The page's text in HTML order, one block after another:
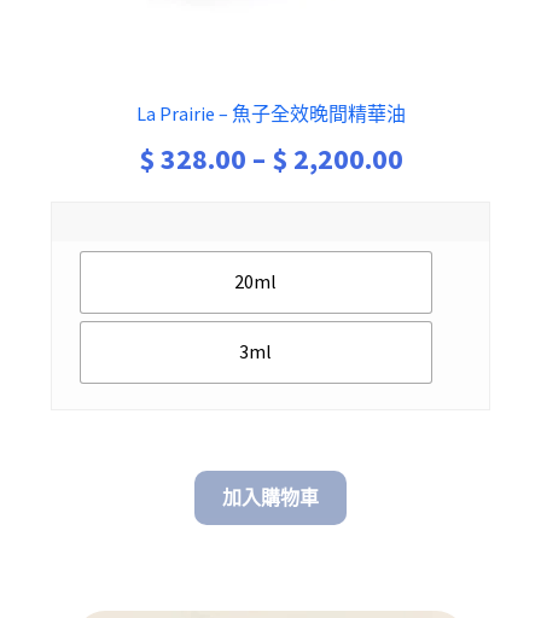
La Prairie – 魚子全效晚間精華油
$328.00 – $ 2,200.00Price
$ 328.00
20ml
3ml
加入購物車